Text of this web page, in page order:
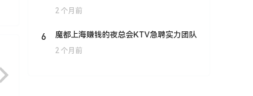
2 个月前
6 魔都上海赚钱的夜总会KTV急聘实力团队
2 个月前